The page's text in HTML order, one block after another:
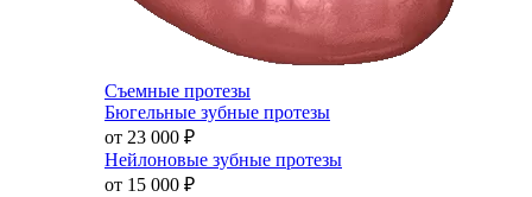
Съемные протезы
Бюгельные зубные протезы
от 23 000 ₽
Нейлоновые зубные протезы
от 15 000 ₽